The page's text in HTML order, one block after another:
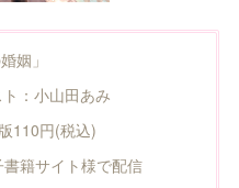
姻」
：小山田あみ
110円(税込)
籍サイト様で配信